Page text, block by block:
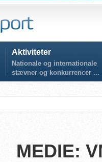
Aktiviteter
Nationale og internationale
stævner og konkurrencer ...
MEDIE: